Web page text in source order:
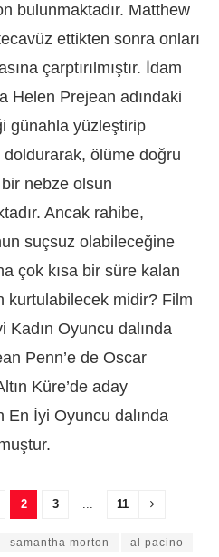
bulunmaktadır. Matthew
ettikten sonra onları
çarptırılmıştır. İdam
Helen Prejean adındaki
günahla yüzleştirip
doldurarak, ölüme doğru
nebze olsun
Ancak rahibe,
suçsuz olabileceğine
çok kısa bir süre kalan
kurtulabilecek midir? Film
Kadın Oyuncu dalında
Penn’e de Oscar
Küre’de aday
İyi Oyuncu dalında
2 3 11
samantha morton al pacino